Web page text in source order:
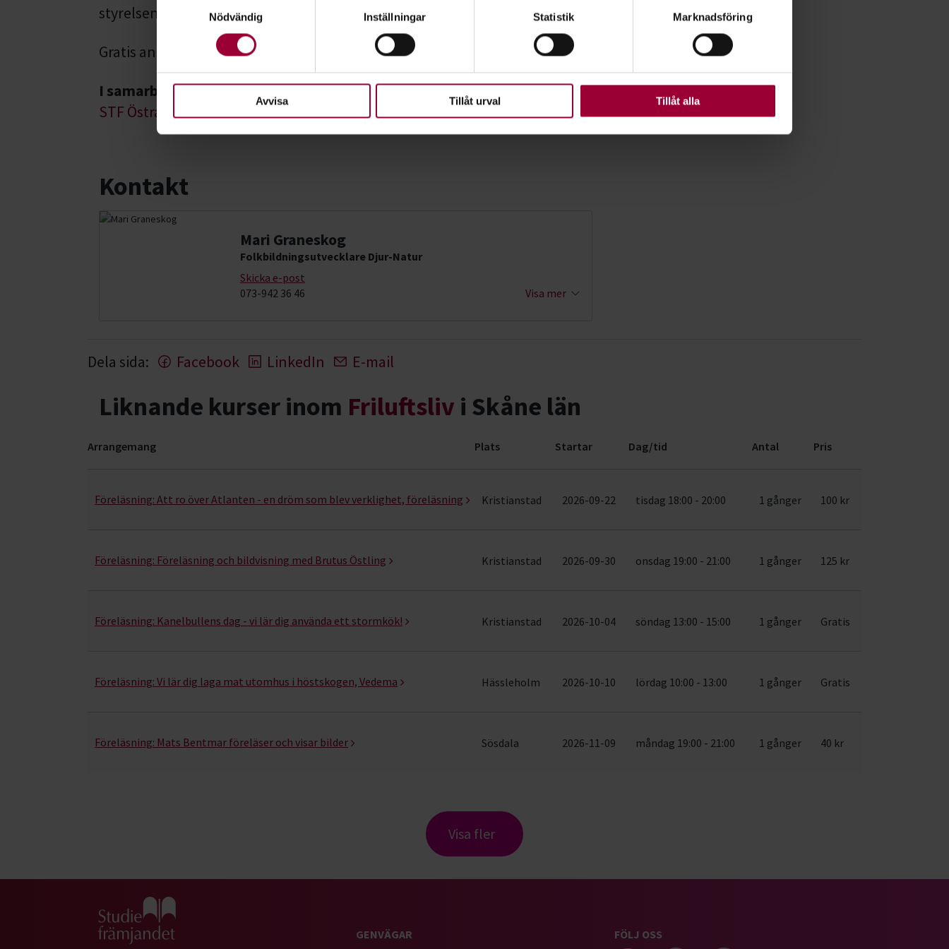
Ta reda på mer om hur dina personliga uppgifter behandlas och ställ in dina preferenser i
detaljsektionen . Du kan ändra
eller dra tillbaka ditt samtycke när som helst från cookie-förklaringen.
För att du ska få en så bra upplevelse som möjligt använder vi kakor (cookies) på vår webbplats. Vissa kakor är
Nödvändig
Inställningar Statistik Marknadsföring
Avvisa Tillåt urval Tillåt alla
styrelsen.
Gratis anslutning tillSkjutsgruppen STF Östra Skåne
I samarbete med
STF Östra Skåne
Kontakt
Mari Graneskog
Folkbildningsutvecklare Djur-Natur
Skicka e-post
073-942 36 46
Visa mer
Dela sida: Facebook LinkedIn E-mail
Liknande kurser inom Friluftsliv i Skåne län
Arrangemang Plats Startar Dag/tid Antal Pris
Föreläsning: Att ro över Atlanten - en dröm som blev verklighet, föreläsning Kristianstad 2026-09-22 tisdag 18:00 - 20:00 1 gånger 100 kr
Föreläsning: Föreläsning och bildvisning med Brutus Östling Kristianstad 2026-09-30 onsdag 19:00 - 21:00 1 gånger 125 kr
Föreläsning: Kanelbullens dag - vi lär dig använda ett stormkök! Kristianstad 2026-10-04 söndag 13:00 - 15:00 1 gånger Gratis
Föreläsning: Vi lär dig laga mat utomhus i höstskogen, Vedema Hässleholm 2026-10-10 lördag 10:00 - 13:00 1 gånger Gratis
Föreläsning: Mats Bentmar föreläser och visar bilder Sösdala 2026-11-09 måndag 19:00 - 21:00 1 gånger 40 kr
Visa fler
Gå till studiefrämjandets startsida
GENVÄGAR FÖLJ OSS